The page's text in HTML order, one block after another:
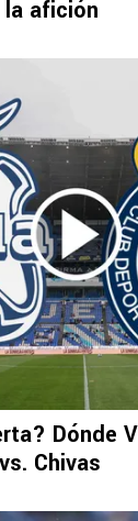
afición
Dónde
Chivas